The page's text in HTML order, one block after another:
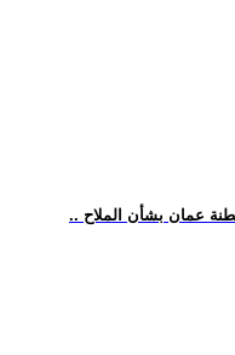
عمان بشأن الملاح